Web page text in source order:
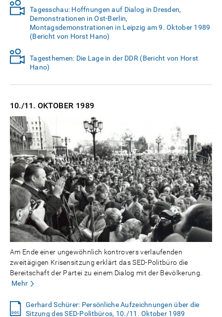
Tagesschau: Hoffnungen auf Dialog in Dresden,
Demonstrationen in Ost-Berlin,
Montagsdemonstrationen in Leipzig am 9. Oktober 1989
(Bericht von Horst Hano)
Tagesthemen: Die Lage in der DDR (Bericht von Horst
Hano)
10./11. OKTOBER 1989
Am Ende einer ungewöhnlich kontrovers verlaufenden
zweitägigen Krisensitzung erklärt das SED-Politbüro die
Bereitschaft der Partei zu einem Dialog mit der Bevölkerung.
Mehr
Gerhard Schürer: Persönliche Aufzeichnungen über die
Sitzung des SED-Politbüros, 10./11. Oktober 1989